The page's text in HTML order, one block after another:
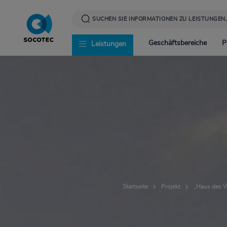
Leistungen Geschäftsbereiche
Startseite Projekt „Haus des